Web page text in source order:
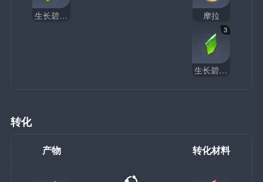
生长碧翡块 摩拉
3
生长碧翡断片
转化
产物 转化材料